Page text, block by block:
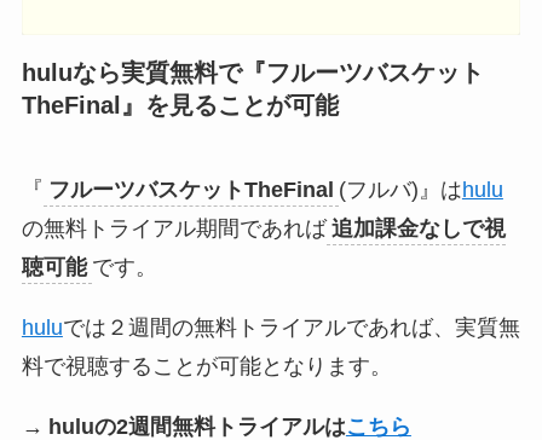
huluなら実質無料で『フルーツバスケット
TheFinal 』 を見ることが可能
『 フルーツバスケットTheFinal (フルバ)』はhulu
の無料トライアル期間であれば 追加課金なしで視
聴可能 です。
huluでは２週間の無料トライアルであれば、実質無
料で視聴することが可能となります。
→ huluの2週間無料トライアルはこちら